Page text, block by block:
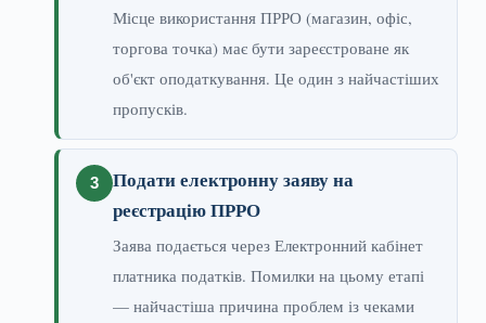
Місце використання ПРРО (магазин, офіс,
торгова точка) має бути зареєстроване як
об'єкт оподаткування. Це один з найчастіших
пропусків.
Подати електронну заяву на
реєстрацію ПРРО
Заява подається через Електронний кабінет
платника податків. Помилки на цьому етапі
— найчастіша причина проблем із чеками